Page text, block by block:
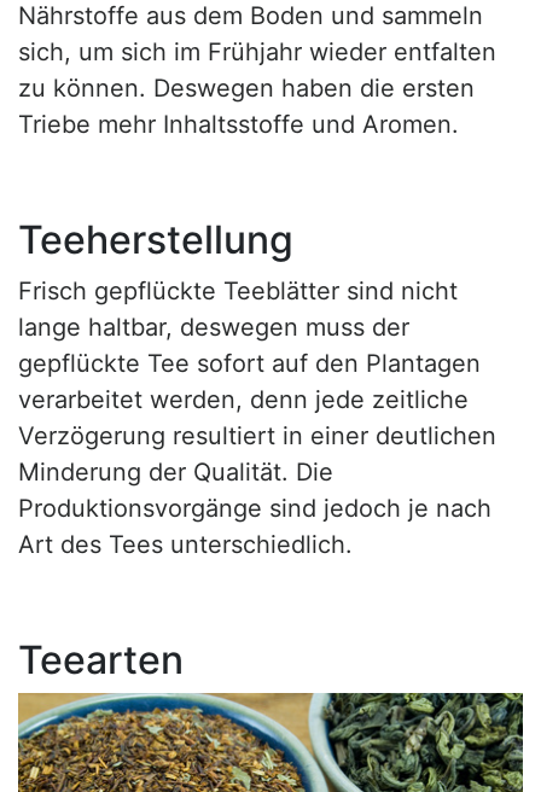
Nährstoffe aus dem Boden und sammeln
sich, um sich im Frühjahr wieder entfalten
zu können. Deswegen haben die ersten
Triebe mehr Inhaltsstoffe und Aromen.
Teeherstellung
Frisch gepflückte Teeblätter sind nicht
lange haltbar, deswegen muss der
gepflückte Tee sofort auf den Plantagen
verarbeitet werden, denn jede zeitliche
Verzögerung resultiert in einer deutlichen
Minderung der Qualität. Die
Produktionsvorgänge sind jedoch je nach
Art des Tees unterschiedlich.
Teearten